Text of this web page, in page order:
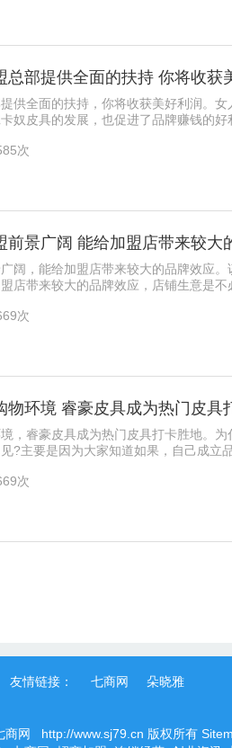
总部提供全面的扶持 你将收获
供全面的扶持，你将收获美好利润。女
奴皮具的发展，也促进了品牌赚钱的好
次
阔，能给加盟店带来较大的品牌效应。
店带来较大的品牌效应，店铺生意是不
次
物环境 睿豪皮具成为热门皮具
，睿豪皮具成为热门皮具打卡胜地。为
?主要是因为大家知道如果，自己成立品
次
友情链接： 七商网 朵晓雅
商网 http://www.sj79.cn 版权所有